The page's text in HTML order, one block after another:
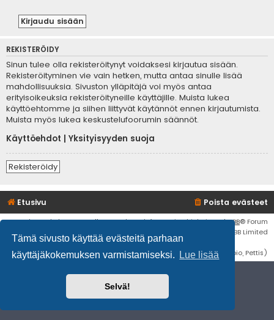
Tämä sivusto käyttää evästeitä parhaan
käyttäjäkokemuksen varmistamiseksi.
Lue lisää
Selvä!
REKISTERÖIDY
Sinun tulee olla rekisteröitynyt voidaksesi kirjautua sisään.
Rekisteröityminen vie vain hetken, mutta antaa sinulle lisää
mahdollisuuksia. Sivuston ylläpitäjä voi myös antaa
erityisoikeuksia rekisteröityneille käyttäjille. Muista lukea
käyttöehtomme ja siihen liittyvät käytännöt ennen kirjautumista.
Muista myös lukea keskustelufoorumin säännöt.
Käyttöehdot
Yksityisyyden suoja
Rekisteröidy
Etusivu Poista evästeet
Flat Style byIan Bradley• Keskustelufoorumin ohjelmistophpBB® Forum
Software © phpBB Limited
Käännös: phpBB Suomi (lurttinen, harritapio, Pettis)